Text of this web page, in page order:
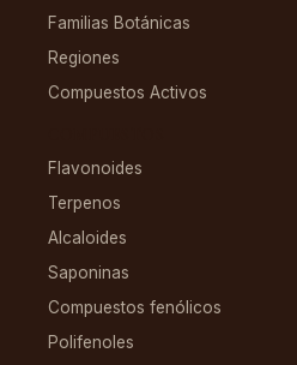
Familias Botánicas
Regiones
Compuestos Activos
Flavonoides
Terpenos
Alcaloides
Saponinas
Compuestos fenólicos
Polifenoles